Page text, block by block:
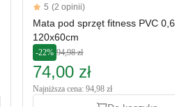
Reviews
5 out of 5 stars
5 (2 opinii)
Mata pod sprzęt fitness PVC
120x60cm
-22% 94,98 zł
74,00 zł
Najniższa cena: 94,98 zł